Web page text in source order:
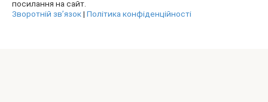
посилання на сайт.
Зворотній зв’язок| Політика конфіденційності